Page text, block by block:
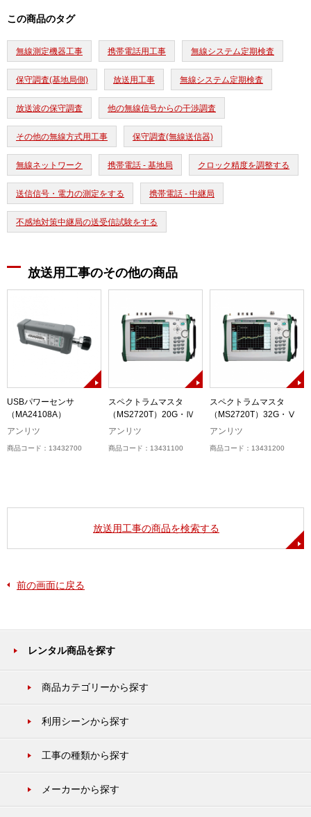
この商品のタグ
無線測定機器工事 携帯電話用工事 無線システム定期検査
保守調査(基地局側) 放送用工事 無線システム定期検査
放送波の保守調査 他の無線信号からの干渉調査
その他の無線方式用工事 保守調査(無線送信器)
無線ネットワーク 携帯電話 - 基地局 クロック精度を調整する
送信信号・電力の測定をする 携帯電話 - 中継局
不感地対策中継局の送受信試験をする
放送用工事のその他の商品
USBパワーセンサ
（MA24108A）
アンリツ
商品コード：13432700
スペクトラムマスタ
（MS2720T）20G・Ⅳ
アンリツ
商品コード：13431100
スペクトラムマスタ
（MS2720T）32G・Ⅴ
アンリツ
商品コード：13431200
放送用工事の商品を検索する
前の画面に戻る
レンタル商品を探す
商品カテゴリーから探す
利用シーンから探す
工事の種類から探す
メーカーから探す